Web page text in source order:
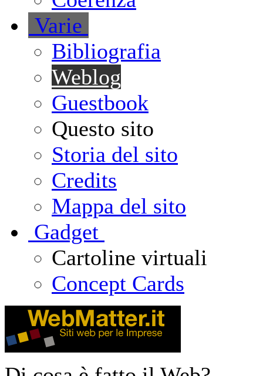
Varie
Bibliografia
Weblog
Guestbook
Questo sito
Storia del sito
Credits
Mappa del sito
Gadget
Cartoline virtuali
Concept Cards